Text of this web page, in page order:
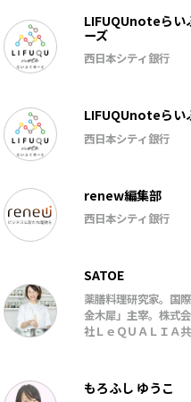
LIFUQUnoteらい
ーズ
西日本シティ銀行
LIFUQUnoteらい
西日本シティ銀行
renew編集部
西日本シティ銀行
SATOE
薬膳料理研究家。国
金木犀」主宰。株式
社ＬｅＱＵＡＬＩＡ共
もろふし ゆうこ